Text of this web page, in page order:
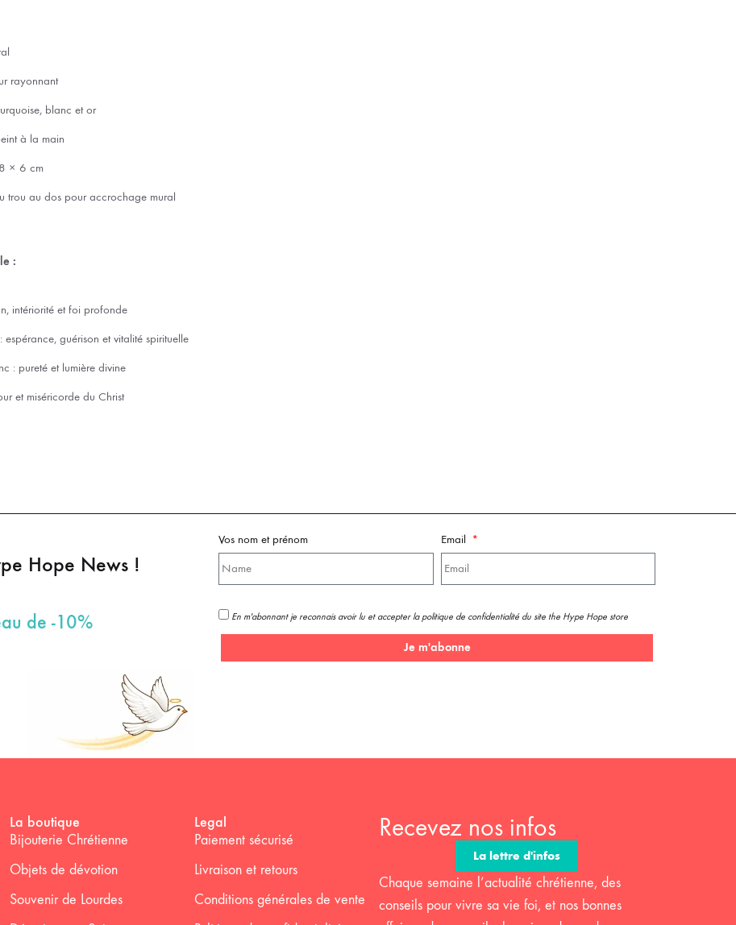
rayonnant
blanc et or
à la main
8 × 6 cm
trou au dos pour accrochage mural
:
intériorité et foi profonde
espérance, guérison et vitalité spirituelle
: pureté et lumière divine
et miséricorde du Christ
Hope News !
de -10%
Vos nom et prénom Email
En m'abonnant je reconnais avoir lu et accepter la politique de confidentialité du site the Hype Hope store
Je m'abonne
La boutique
Bijouterie Chrétienne
Objets de dévotion
Souvenir de Lourdes
Legal
Paiement sécurisé
Livraison et retours
Conditions générales de vente
Recevez nos infos
La lettre d'infos
Chaque semaine l’actualité chrétienne, des
conseils pour vivre sa vie foi, et nos bonnes